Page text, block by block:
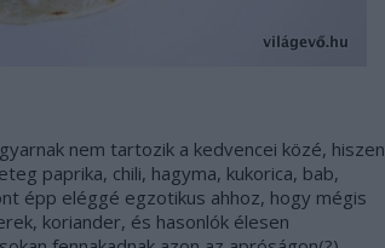
nem tartozik a kedvencei közé, hiszen
paprika, chili, hagyma, kukorica, bab,
épp eléggé egzotikus ahhoz, hogy mégis
koriander, és hasonlók élesen